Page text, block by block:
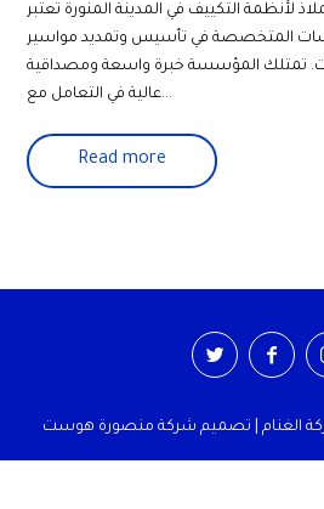
الملاذ لأنظمة التكييف في المدينة المنورة تعتبر
المتخصصة في تأسيس وتمديد مواسير
تمتلك المؤسسة خبرة واسعة ومصداقية
عالية في التعامل مع...
Read more
الغنام | تصميم شركة منصورة هوست